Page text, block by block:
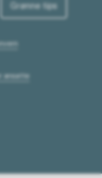
Grønne tips
ansatte